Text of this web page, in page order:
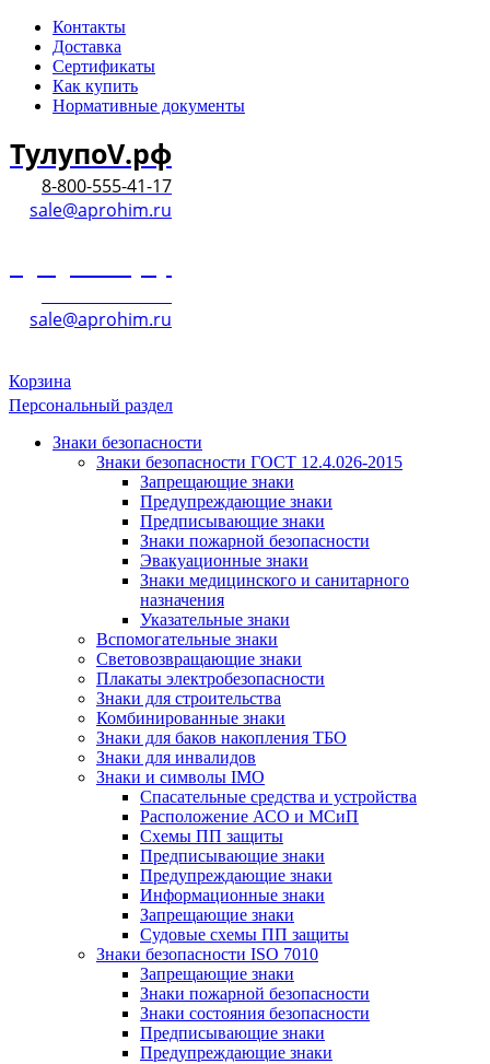
Контакты
Доставка
Сертификаты
Как купить
Нормативные документы
ТулупоV.рф
8-800-555-41-17
sale@aprohim.ru
sale@aprohim.ru
Корзина
Персональный раздел
Знаки безопасности
Знаки безопасности ГОСТ 12.4.026-2015
Запрещающие знаки
Предупреждающие знаки
Предписывающие знаки
Знаки пожарной безопасности
Эвакуационные знаки
Знаки медицинского и санитарного
назначения
Указательные знаки
Вспомогательные знаки
Световозвращающие знаки
Плакаты электробезопасности
Знаки для строительства
Комбинированные знаки
Знаки для баков накопления ТБО
Знаки для инвалидов
Знаки и символы IMO
Спасательные средства и устройства
Расположение АСО и МСиП
Схемы ПП защиты
Предписывающие знаки
Предупреждающие знаки
Информационные знаки
Запрещающие знаки
Судовые схемы ПП защиты
Знаки безопасности ISO 7010
Запрещающие знаки
Знаки пожарной безопасности
Знаки состояния безопасности
Предписывающие знаки
Предупреждающие знаки